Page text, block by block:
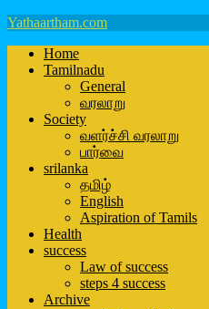
Yathaartham.com
Home
Tamilnadu
General
வரலாறு
Society
வளர்ச்சி வரலாறு
பார்வை
srilanka
தமிழ்
English
Aspiration of Tamils
Health
success
Law of success
steps 4 success
Archive